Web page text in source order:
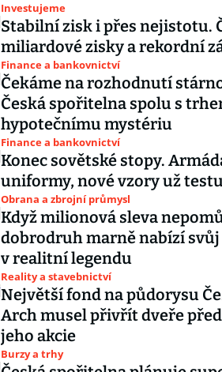
Investujeme
Stabilní zisk i přes nejistotu.
miliardové zisky a rekordní
Finance a bankovnictví
Čekáme na rozhodnutí
Česká spořitelna spolu s
hypotečnímu mystériu
Finance a bankovnictví
Konec sovětské stopy.
uniformy, nové vzory už
Obrana a zbrojní průmysl
Když milionová sleva
dobrodruh marně nabízí svůj
v realitní legendu
Reality a stavebnictví
Největší fond na půdorysu
Arch musel přivřít dveře
jeho akcie
Burzy a trhy